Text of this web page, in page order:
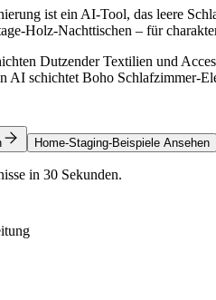
ist ein AI-Tool, das leere
Holz-Nachttischen – für
Dutzender Textilien und
AI schichtet Boho Schlafzimmer-
Home-Staging-Beispiele Ansehen
in 30 Sekunden.